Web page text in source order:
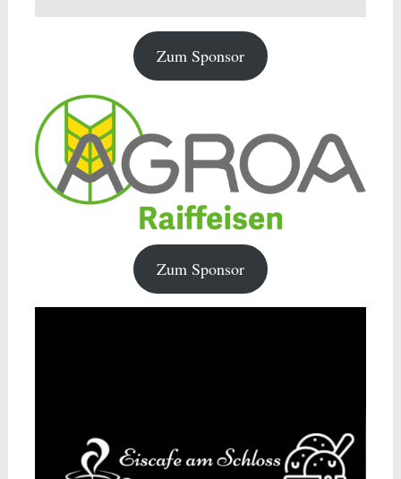
Zum Sponsor
Zum Sponsor